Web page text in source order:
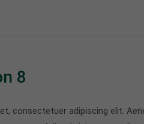
8
consectetuer adipiscing elit.